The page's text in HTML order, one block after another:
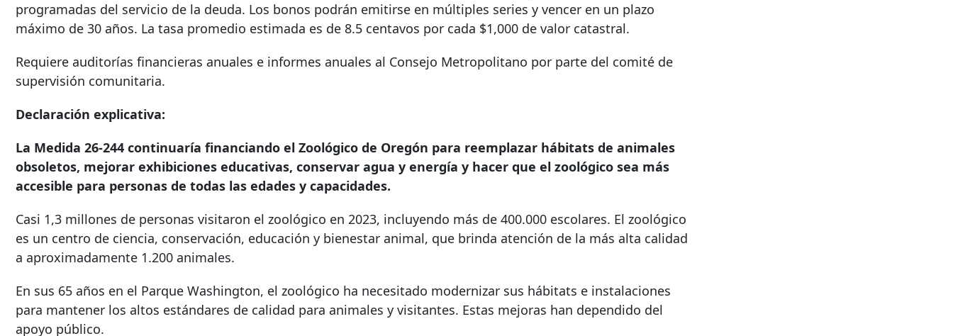
programadas del servicio de la deuda. Los bonos podrán emitirse en múltiples series y vencer en un plazo
máximo de 30 años. La tasa promedio estimada es de 8.5 centavos por cada $1,000 de valor catastral.
Requiere auditorías financieras anuales e informes anuales al Consejo Metropolitano por parte del comité de
supervisión comunitaria.
Declaración explicativa:
La Medida 26-244 continuaría financiando el Zoológico de Oregón para reemplazar hábitats de animales
obsoletos, mejorar exhibiciones educativas, conservar agua y energía y hacer que el zoológico sea más
accesible para personas de todas las edades y capacidades.
Casi 1,3 millones de personas visitaron el zoológico en 2023, incluyendo más de 400.000 escolares. El zoológico
es un centro de ciencia, conservación, educación y bienestar animal, que brinda atención de la más alta calidad
a aproximadamente 1.200 animales.
En sus 65 años en el Parque Washington, el zoológico ha necesitado modernizar sus hábitats e instalaciones
para mantener los altos estándares de calidad para animales y visitantes. Estas mejoras han dependido del
apoyo público.